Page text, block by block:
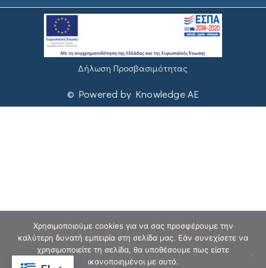
Δήλωση Προσβασιμότητας
© Powered by Knowledge AE
Χρησιμοποιούμε cookies για να σας προσφέρουμε την
καλύτερη δυνατή εμπειρία στη σελίδα μας. Εάν συνεχίσετε να
χρησιμοποιείτε τη σελίδα, θα υποθέσουμε πως είστε
ικανοποιημένοι με αυτό.